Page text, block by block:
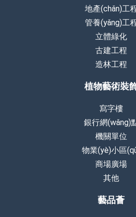
地產(chǎn)工
管養(yǎng)工
立體綠化
古建工程
造林工程
植物藝術裝
寫字樓
銀行網(wǎng)
機關單位
物業(yè)小區
商場廣場
其他
藝品薈